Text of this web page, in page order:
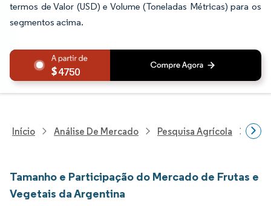
termos de Valor (USD) e Volume (Toneladas Métricas) para os
segmentos acima.
4750
Início Análise De Mercado Pesquisa Agrícola
Tamanho e Participação do Mercado de Frutas e
Vegetais da Argentina